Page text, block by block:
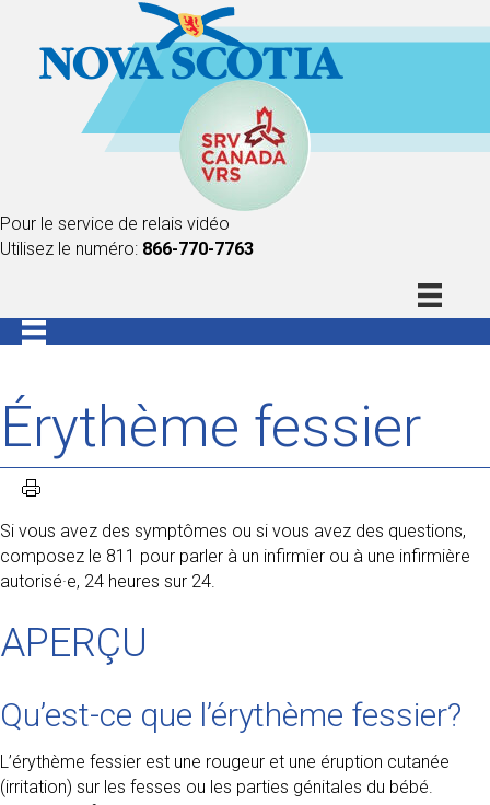
Pour le service de relais vidéo
Utilisez le numéro: 866-770-7763
Érythème fessier
Si vous avez des symptômes ou si vous avez des questions,
composez le 811 pour parler à un infirmier ou à une infirmière
autorisé·e, 24 heures sur 24.
APERÇU
Qu’est-ce que l’érythème fessier?
L’érythème fessier est une rougeur et une éruption cutanée
(irritation) sur les fesses ou les parties génitales du bébé.